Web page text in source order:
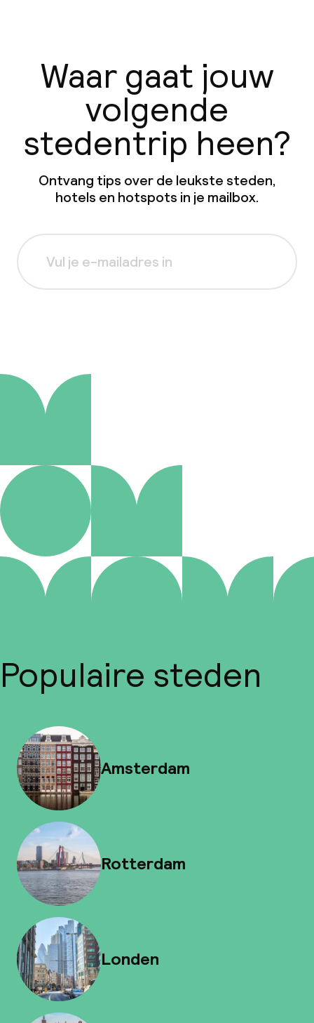
Waar gaat jouw
volgende
stedentrip heen?
Ontvang tips over de leukste steden,
hotels en hotspots in je mailbox.
Populaire steden
Amsterdam
Rotterdam
Londen